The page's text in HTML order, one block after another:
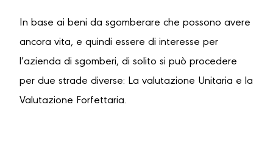
In base ai beni da sgomberare che possono avere
ancora vita, e quindi essere di interesse per
l’azienda di sgomberi, di solito si può procedere
per due strade diverse: La valutazione Unitaria e la
Valutazione Forfettaria.